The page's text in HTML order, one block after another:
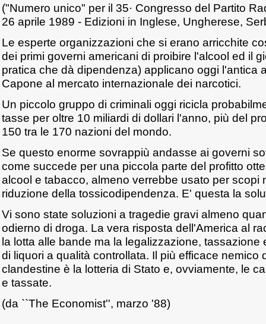
("Numero unico" per il 35· Congresso del Partito
26 aprile 1989 - Edizioni in Inglese, Ungherese,
Le esperte organizzazioni che si erano arricchite
dei primi governi americani di proibire l'alcool ed il
pratica che dà dipendenza) applicano oggi l'antica
Capone al mercato internazionale dei narcotici.
Un piccolo gruppo di criminali oggi ricicla
tasse per oltre 10 miliardi di dollari l'anno, più del
150 tra le 170 nazioni del mondo.
Se questo enorme sovrappiù andasse ai governi
come succede per una piccola parte del profitto
alcool e tabacco, almeno verrebbe usato per scopi
riduzione della tossicodipendenza. E' questa la
Vi sono state soluzioni a tragedie gravi almeno
odierno di droga. La vera risposta dell'America al
la lotta alle bande ma la legalizzazione, tassazione
di liquori a qualità controllata. Il più efficace nemico
clandestine è la lotteria di Stato e, ovviamente, le
e tassate.
(da ``The Economist'', marzo '88)